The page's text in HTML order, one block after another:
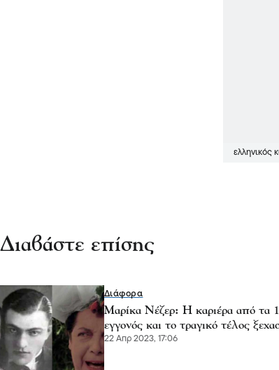
ελληνικός
Διαβάστε επίσης
Διάφορα
Μαρίκα Νέζερ: Η καριέρα από τα
εγγονός και το τραγικό τέλος
22 Απρ 2023, 17:06